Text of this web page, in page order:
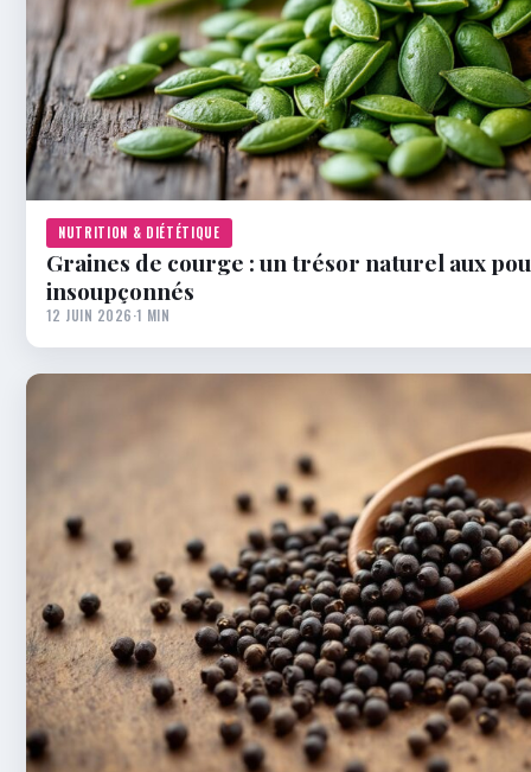
NUTRITION & DIÉTÉTIQUE
Graines de courge : un trésor naturel aux
insoupçonnés
12 JUIN 2026·1 MIN